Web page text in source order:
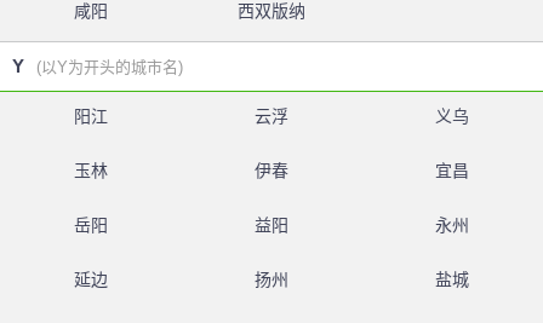
咸阳 西双版纳
Y (以Y为开头的城市名)
阳江 云浮 义乌
玉林 伊春 宜昌
岳阳 益阳 永州
延边 扬州 盐城